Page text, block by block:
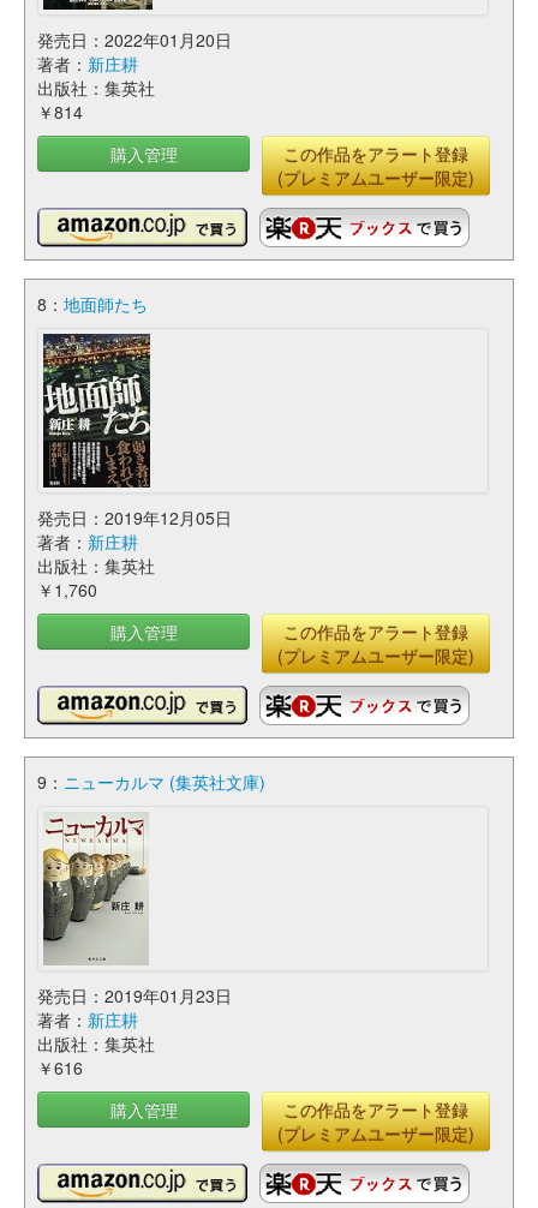
発売日：2022年01月20日
著者： 新庄耕
出版社：集英社
￥814
購入管理
この作品をアラート登録
(プレミアムユーザー限定)
8： 地面師たち
発売日：2019年12月05日
著者： 新庄耕
出版社：集英社
￥1,760
購入管理
この作品をアラート登録
(プレミアムユーザー限定)
9： ニューカルマ (集英社文庫)
発売日：2019年01月23日
著者： 新庄耕
出版社：集英社
￥616
購入管理
この作品をアラート登録
(プレミアムユーザー限定)